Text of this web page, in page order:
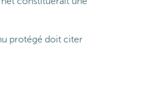
protégé doit citer